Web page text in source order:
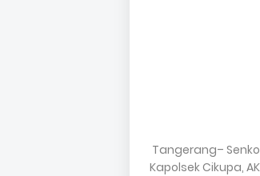
Tangerang–
Kapolsek Cikupa,